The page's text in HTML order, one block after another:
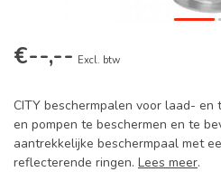
€--,-- Excl. btw
CITY beschermpalen voor laad-
en pompen te beschermen en te
aantrekkelijke beschermpaal met
reflecterende ringen. Lees meer.